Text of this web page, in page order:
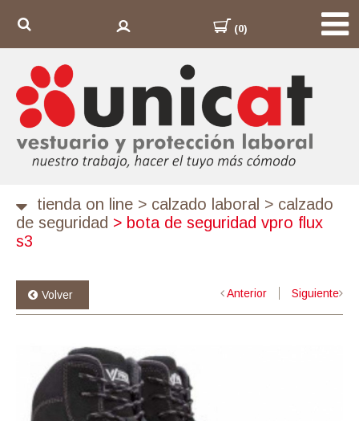
(0)
tienda on line > calzado laboral > calzado
de seguridad > bota de seguridad vpro flux
s3
Volver Anterior Siguiente